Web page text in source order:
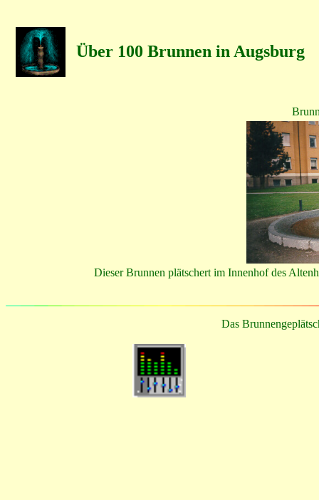
Über 100 Brunnen in Augsburg
Dieser Brunnen plätschert im Innenhof des
Das